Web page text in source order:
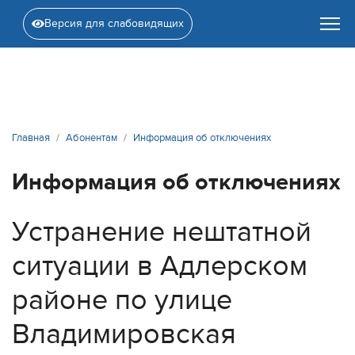
Версия для слабовидящих
Главная Абонентам Информация об отключениях
Информация об отключениях
Устранение нештатной
ситуации в Адлерском
районе по улице
Владимировская